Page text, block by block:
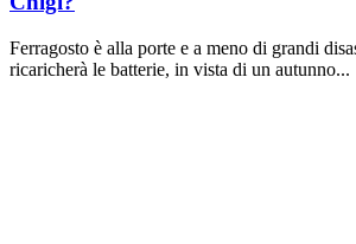
Ferragosto è alla porte e a meno di grandi
ricaricherà le batterie, in vista di un autunno...